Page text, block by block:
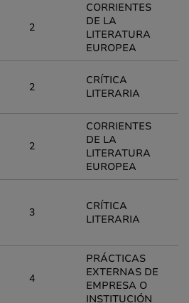
2
CORRIENTES
DE LA
LITERATURA
EUROPEA
2
CRÍTICA
LITERARIA
2
CORRIENTES
DE LA
LITERATURA
EUROPEA
3
CRÍTICA
LITERARIA
4
PRÁCTICAS
EXTERNAS DE
EMPRESA O
INSTITUCIÓN